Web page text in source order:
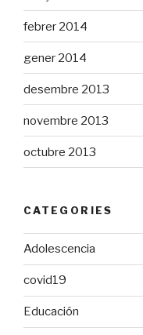
febrer 2014
gener 2014
desembre 2013
novembre 2013
octubre 2013
CATEGORIES
Adolescencia
covid19
Educación